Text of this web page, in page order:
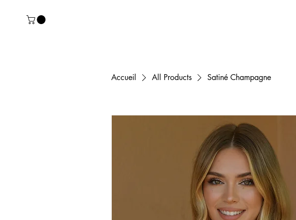
Accueil All Products Satiné Champagne